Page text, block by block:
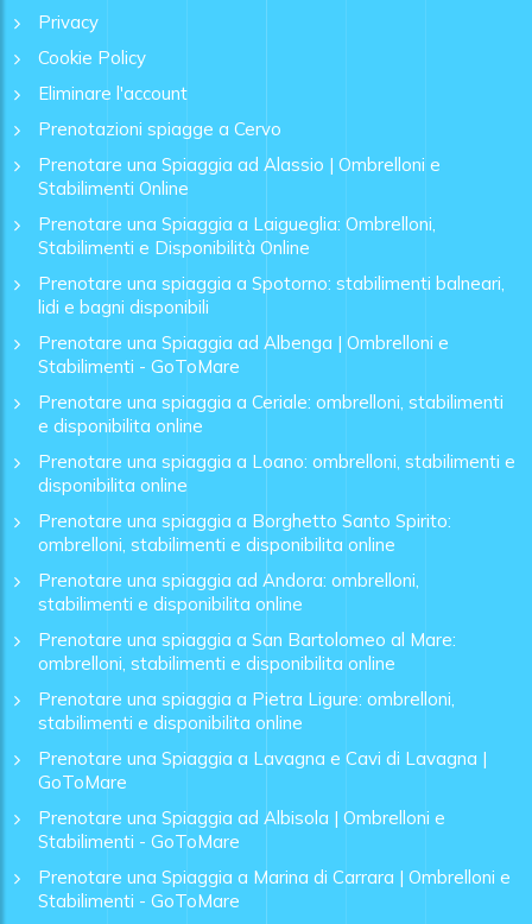
Privacy
Cookie Policy
Eliminare l'account
Prenotazioni spiagge a Cervo
Prenotare una Spiaggia ad Alassio | Ombrelloni e
Stabilimenti Online
Prenotare una Spiaggia a Laigueglia: Ombrelloni,
Stabilimenti e Disponibilità Online
Prenotare una spiaggia a Spotorno: stabilimenti balneari,
lidi e bagni disponibili
Prenotare una Spiaggia ad Albenga | Ombrelloni e
Stabilimenti - GoToMare
Prenotare una spiaggia a Ceriale: ombrelloni, stabilimenti
e disponibilita online
Prenotare una spiaggia a Loano: ombrelloni, stabilimenti e
disponibilita online
Prenotare una spiaggia a Borghetto Santo Spirito:
ombrelloni, stabilimenti e disponibilita online
Prenotare una spiaggia ad Andora: ombrelloni,
stabilimenti e disponibilita online
Prenotare una spiaggia a San Bartolomeo al Mare:
ombrelloni, stabilimenti e disponibilita online
Prenotare una spiaggia a Pietra Ligure: ombrelloni,
stabilimenti e disponibilita online
Prenotare una Spiaggia a Lavagna e Cavi di Lavagna |
GoToMare
Prenotare una Spiaggia ad Albisola | Ombrelloni e
Stabilimenti - GoToMare
Prenotare una Spiaggia a Marina di Carrara | Ombrelloni e
Stabilimenti - GoToMare